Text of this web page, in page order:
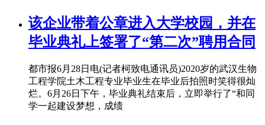
该企业带着公章进入大学校园，并在
毕业典礼上签署了“第二次”聘用合同
都市报6月28日电(记者柯致电通讯员)2020岁的武汉生物
工程学院土木工程专业毕业生在毕业后拍照时笑得很灿
烂。6月26日下午，毕业典礼结束后，立即举行了“和同
学一起建设梦想，成绩